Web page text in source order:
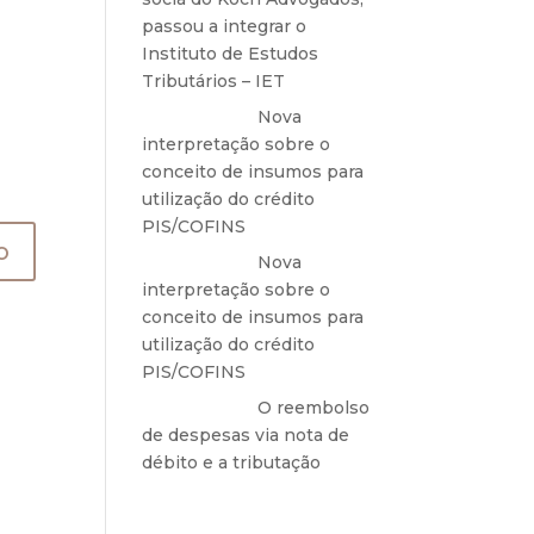
passou a integrar o
Instituto de Estudos
Tributários – IET
Nova
interpretação sobre o
conceito de insumos para
utilização do crédito
PIS/COFINS
Nova
interpretação sobre o
conceito de insumos para
utilização do crédito
PIS/COFINS
emO reembolso
de despesas via nota de
débito e a tributação